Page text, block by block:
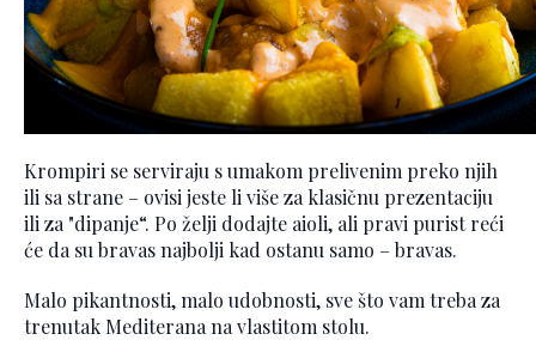
Krompiri se serviraju s umakom prelivenim preko njih
ili sa strane – ovisi jeste li više za klasičnu prezentaciju
ili za "dipanje“. Po želji dodajte aioli, ali pravi purist reći
će da su bravas najbolji kad ostanu samo – bravas.
Malo pikantnosti, malo udobnosti, sve što vam treba za
trenutak Mediterana na vlastitom stolu.